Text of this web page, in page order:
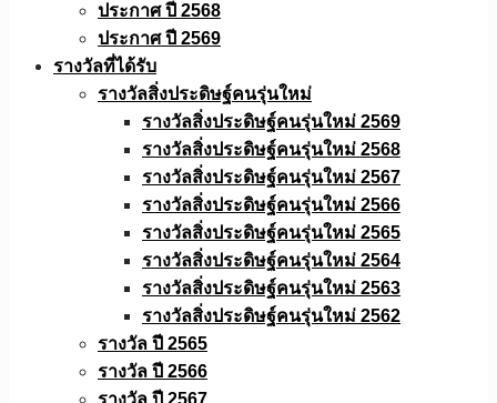
ประกาศ ปี 2568
ประกาศ ปี 2569
รางวัลที่ได้รับ
รางวัลสิ่งประดิษฐ์คนรุ่นใหม่
รางวัลสิ่งประดิษฐ์คนรุ่นใหม่ 2569
รางวัลสิ่งประดิษฐ์คนรุ่นใหม่ 2568
รางวัลสิ่งประดิษฐ์คนรุ่นใหม่ 2567
รางวัลสิ่งประดิษฐ์คนรุ่นใหม่ 2566
รางวัลสิ่งประดิษฐ์คนรุ่นใหม่ 2565
รางวัลสิ่งประดิษฐ์คนรุ่นใหม่ 2564
รางวัลสิ่งประดิษฐ์คนรุ่นใหม่ 2563
รางวัลสิ่งประดิษฐ์คนรุ่นใหม่ 2562
รางวัล ปี 2565
รางวัล ปี 2566
รางวัล ปี 2567